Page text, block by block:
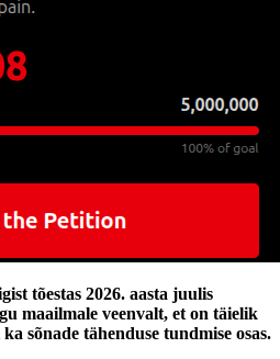
tõestas 2026. aasta juulis
maailmale veenvalt, et on täielik
sõnade tähenduse tundmise osas.